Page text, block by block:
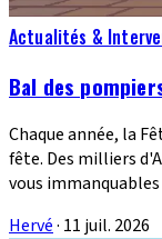
Actualités &
Bal des
Chaque année, la
fête. Des milliers
vous immanquables
Hervé· 11 juil. 2026